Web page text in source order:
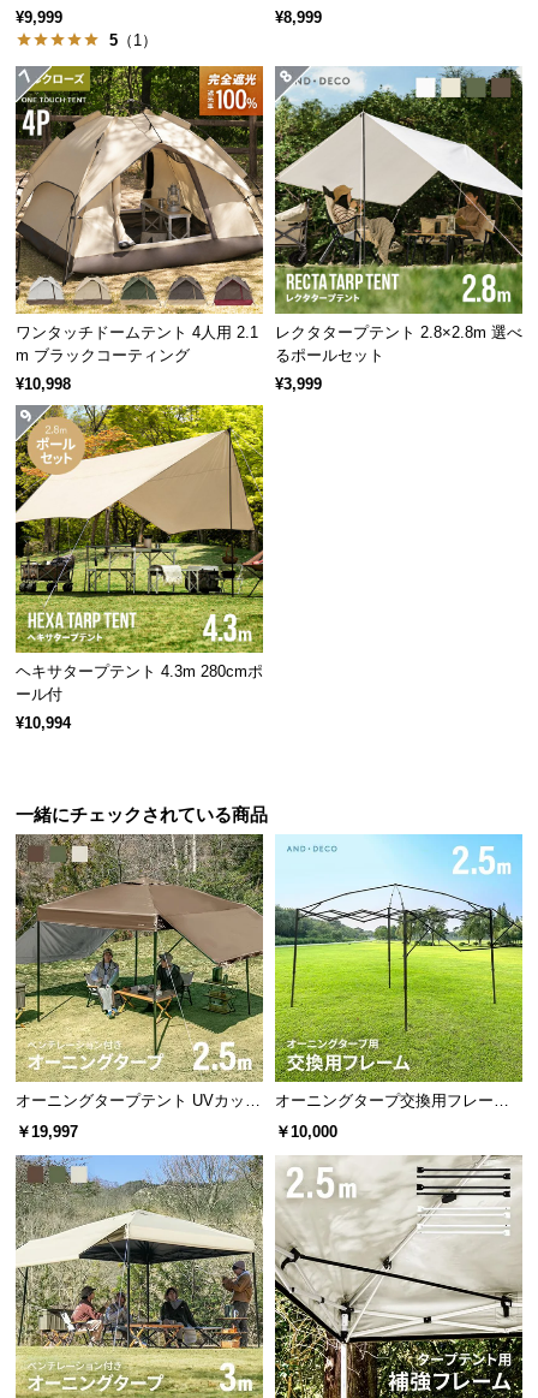
て
お
客
様
サ
ポ
ー
ト
知
せ
ブ
ロ
グ
業
情
¥9,999
5 （1）
¥8,999
ワンタッチドームテント 4人用 2.1
m ブラックコーティング
¥10,998
レクタタープテント 2.8×2.8m 選べ
るポールセット
¥3,999
ヘキサタープテント 4.3m 280cmポ
ール付
¥10,994
一緒にチェックされている商品
オーニングタープテント UVカット
風に強い 防水 新開発のブラックコ
￥19,997
オーニングタープ交換用フレーム
2.5m
￥10,000